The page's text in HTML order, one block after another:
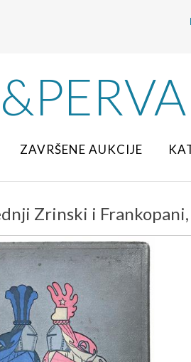
ZAVRŠENE AUKCIJE
Zrinski i